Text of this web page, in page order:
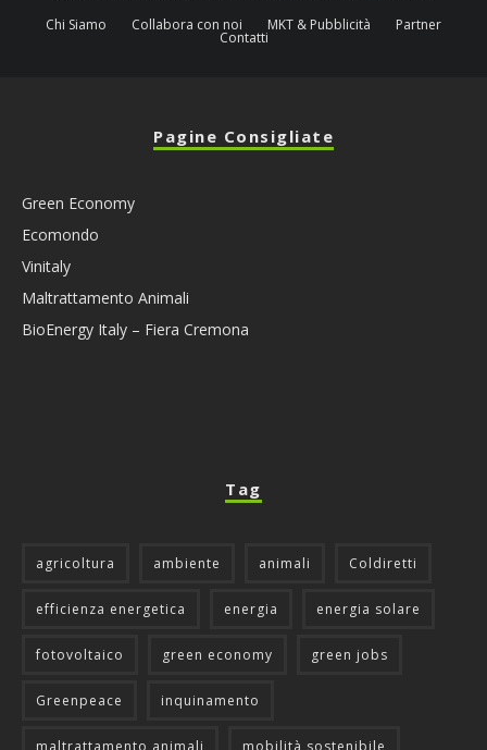
Chi Siamo
Collabora con noi MKT & Pubblicità Partner
Contatti
Pagine Consigliate
Green Economy
Ecomondo
Vinitaly
Maltrattamento Animali
BioEnergy Italy – Fiera Cremona
Tag
agricoltura ambiente animali Coldiretti
efficienza energetica energia energia solare
fotovoltaico green economy green jobs
Greenpeace inquinamento
maltrattamento animali mobilità sostenibile